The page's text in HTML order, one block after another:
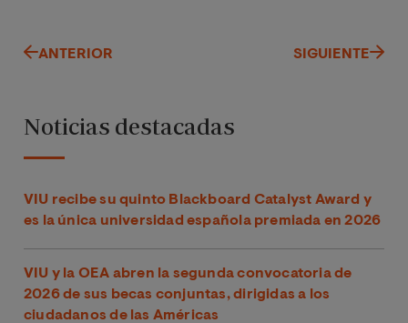
ANTERIOR SIGUIENTE
Noticias destacadas
VIU recibe su quinto Blackboard Catalyst Award y
es la única universidad española premiada en 2026
VIU y la OEA abren la segunda convocatoria de
2026 de sus becas conjuntas, dirigidas a los
ciudadanos de las Américas